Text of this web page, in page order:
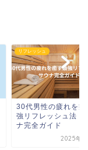
リフレッシュ
サウナ初心者必見！
的な入り方と楽しみ
全ガイド
2025年2